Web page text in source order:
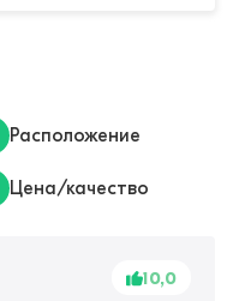
Расположение
Цена/качество
10,0